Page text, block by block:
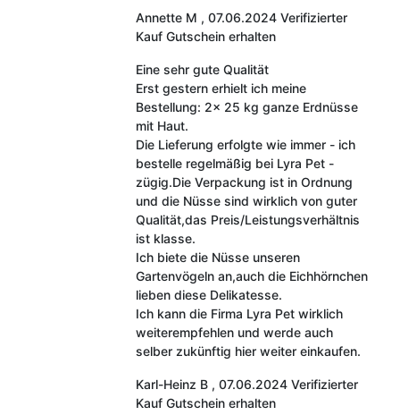
Annette M , 07.06.2024 Verifizierter
Kauf Gutschein erhalten
Eine sehr gute Qualität
Erst gestern erhielt ich meine
Bestellung: 2x 25 kg ganze Erdnüsse
mit Haut.
Die Lieferung erfolgte wie immer - ich
bestelle regelmäßig bei Lyra Pet -
zügig.Die Verpackung ist in Ordnung
und die Nüsse sind wirklich von guter
Qualität,das Preis/Leistungsverhältnis
ist klasse.
Ich biete die Nüsse unseren
Gartenvögeln an,auch die Eichhörnchen
lieben diese Delikatesse.
Ich kann die Firma Lyra Pet wirklich
weiterempfehlen und werde auch
selber zukünftig hier weiter einkaufen.
Karl-Heinz B , 07.06.2024 Verifizierter
Kauf Gutschein erhalten